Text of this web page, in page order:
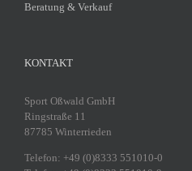
Beratung & Verkauf
KONTAKT
Sport Oßwald GmbH
Ringstraße 11
87785 Winterrieden
Telefon: +49 (0)8333 551010-0